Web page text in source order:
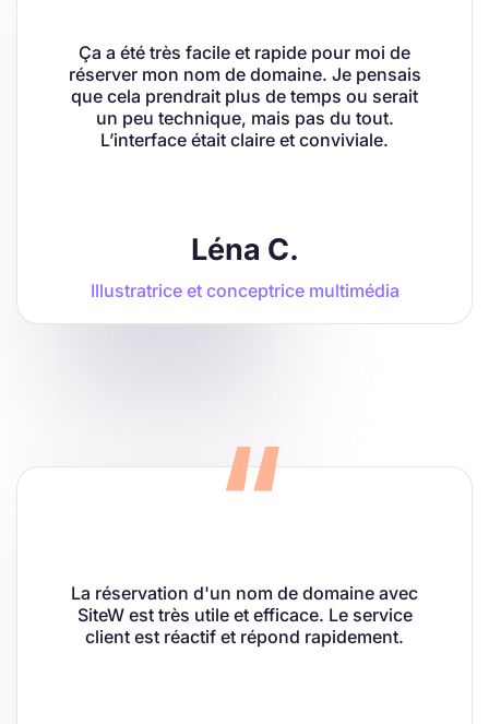
Ça a été très facile et rapide pour moi de
réserver mon nom de domaine. Je pensais
que cela prendrait plus de temps ou serait
un peu technique, mais pas du tout.
L’interface était claire et conviviale.
Léna C.
Illustratrice et conceptrice multimédia
La réservation d'un nom de domaine avec
SiteW est très utile et efficace. Le service
client est réactif et répond rapidement.